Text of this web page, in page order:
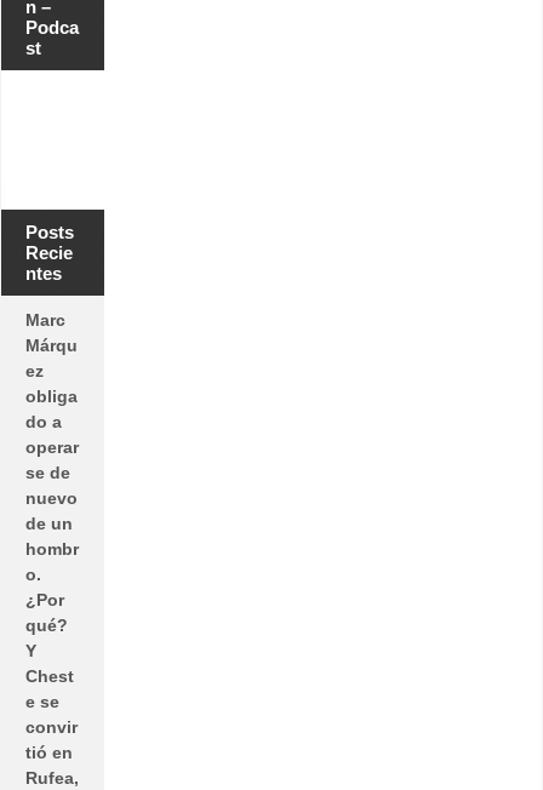
n –
Podca
st
Posts
Recie
ntes
Marc
Márqu
ez
obliga
do a
operar
se de
nuevo
de un
hombr
o.
¿Por
qué?
Y
Chest
e se
convir
tió en
Rufea,